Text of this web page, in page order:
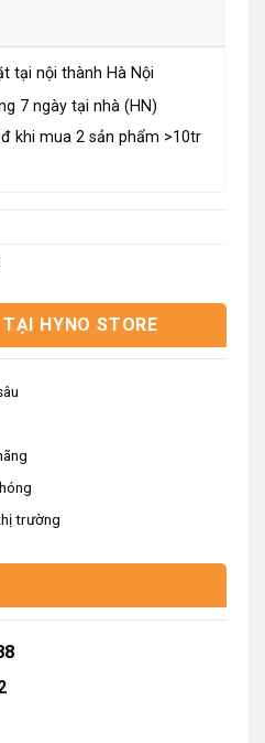
tại nội thành Hà Nội
7 ngày tại nhà (HN)
khi mua 2 sản phẩm >10tr
HYNO STORE
trường